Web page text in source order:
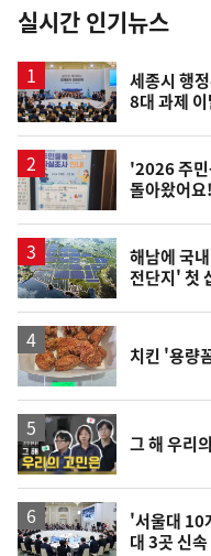
뉴
스
실시간 인기뉴스
세종시 행
8대 과제
'2026 주민
돌아왔어요!
해남에 국
전단지' 첫
치킨 '용량
영
상
그 해 우리
'서울대 10
대 3곳 신